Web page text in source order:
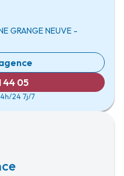
GRANGE NEUVE -
44 05
24 7j/7